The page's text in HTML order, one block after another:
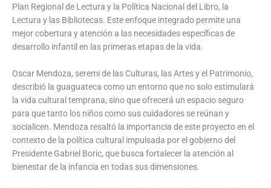
Plan Regional de Lectura y la Política Nacional del Libro, la
Lectura y las Bibliotecas. Este enfoque integrado permite una
mejor cobertura y atención a las necesidades específicas de
desarrollo infantil en las primeras etapas de la vida.
Oscar Mendoza, seremi de las Culturas, las Artes y el Patrimonio,
describió la guaguateca como un entorno que no solo estimulará
la vida cultural temprana, sino que ofrecerá un espacio seguro
para que tanto los niños como sus cuidadores se reúnan y
socialicen. Mendoza resaltó la importancia de este proyecto en el
contexto de la política cultural impulsada por el gobierno del
Presidente Gabriel Boric, que busca fortalecer la atención al
bienestar de la infancia en todas sus dimensiones.